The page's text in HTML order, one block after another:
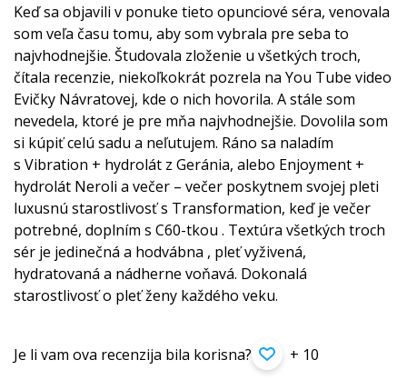
Keď sa objavili v ponuke tieto opunciové séra, venovala
som veľa času tomu, aby som vybrala pre seba to
najvhodnejšie. Študovala zloženie u všetkých troch,
čítala recenzie, niekoľkokrát pozrela na You Tube video
Evičky Návratovej, kde o nich hovorila. A stále som
nevedela, ktoré je pre mňa najvhodnejšie. Dovolila som
si kúpiť celú sadu a neľutujem. Ráno sa naladím
s Vibration + hydrolát z Geránia, alebo Enjoyment +
hydrolát Neroli a večer – večer poskytnem svojej pleti
luxusnú starostlivosť s Transformation, keď je večer
potrebné, doplním s C60-tkou . Textúra všetkých troch
sér je jedinečná a hodvábna , pleť vyživená,
hydratovaná a nádherne voňavá. Dokonalá
starostlivosť o pleť ženy každého veku.
Je li vam ova recenzija bila korisna? + 10